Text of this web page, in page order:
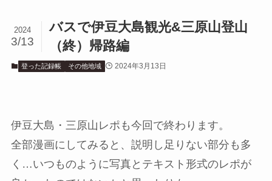
バスで伊豆大島観光&三原山登山
（終）帰路編
2024
3/13
登った記録帳 その他地域 2024年3月13日
伊豆大島・三原山レポも今回で終わります。
全部漫画にしてみると、説明し足りない部分も多
く…いつものように写真とテキスト形式のレポが